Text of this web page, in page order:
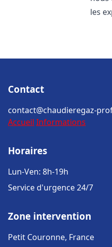
les
Contact
contact@chaudieregaz-
Accueil Informations
Horaires
Lun-Ven: 8h-19h
Service d'urgence 24/7
Zone intervention
Petit Couronne, France